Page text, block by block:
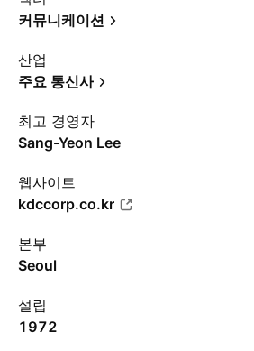
커뮤니케이션
산업
주요 통신사
최고 경영자
Sang-Yeon Lee
웹사이트
kdccorp.co.kr
본부
Seoul
설립
1972